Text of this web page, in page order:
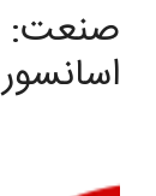
صنعت:
اسانسور